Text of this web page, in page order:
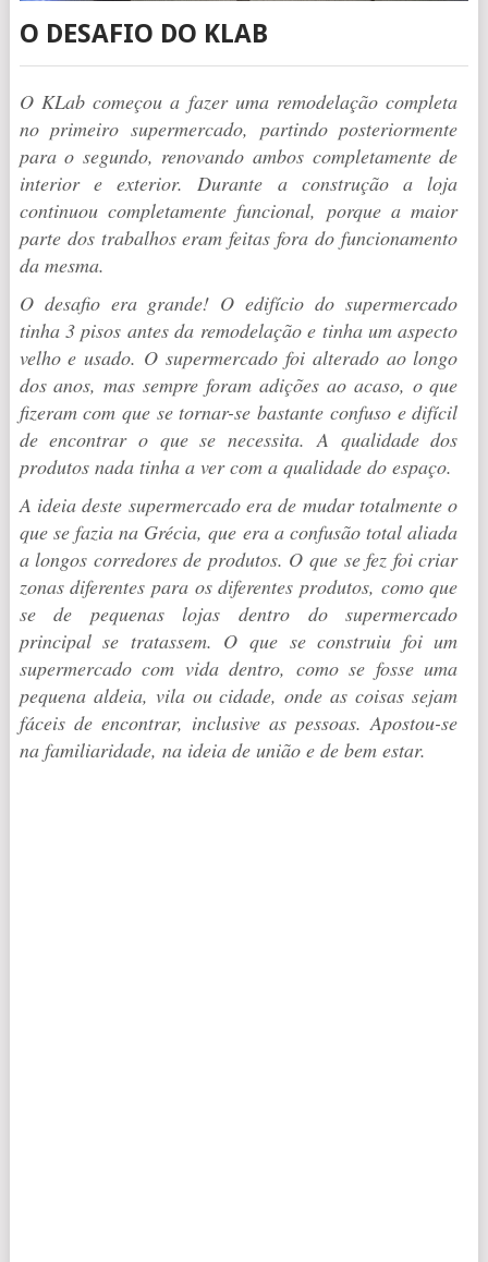
O DESAFIO DO KLAB
O KLab começou a fazer uma remodelação completa
no primeiro supermercado, partindo posteriormente
para o segundo, renovando ambos completamente de
interior e exterior. Durante a construção a loja
continuou completamente funcional, porque a maior
parte dos trabalhos eram feitas fora do funcionamento
da mesma.
O desafio era grande! O edifício do supermercado
tinha 3 pisos antes da remodelação e tinha um aspecto
velho e usado. O supermercado foi alterado ao longo
dos anos, mas sempre foram adições ao acaso, o que
fizeram com que se tornar-se bastante confuso e difícil
de encontrar o que se necessita. A qualidade dos
produtos nada tinha a ver com a qualidade do espaço.
A ideia deste supermercado era de mudar totalmente o
que se fazia na Grécia, que era a confusão total aliada
a longos corredores de produtos. O que se fez foi criar
zonas diferentes para os diferentes produtos, como que
se de pequenas lojas dentro do supermercado
principal se tratassem. O que se construiu foi um
supermercado com vida dentro, como se fosse uma
pequena aldeia, vila ou cidade, onde as coisas sejam
fáceis de encontrar, inclusive as pessoas. Apostou-se
na familiaridade, na ideia de união e de bem estar.